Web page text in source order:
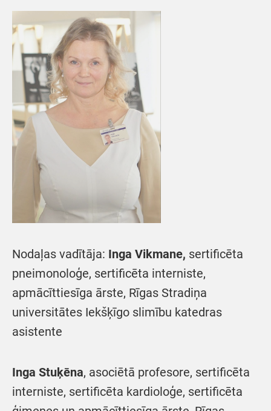
Nodaļas vadītāja: Inga Vikmane, sertificēta
pneimonoloģe, sertificēta interniste,
apmācīttiesīga ārste, Rīgas Stradiņa
universitātes Iekšķīgo slimību katedras
asistente
Inga Stuķēna, asociētā profesore, sertificēta
interniste, sertificēta kardioloģe, sertificēta